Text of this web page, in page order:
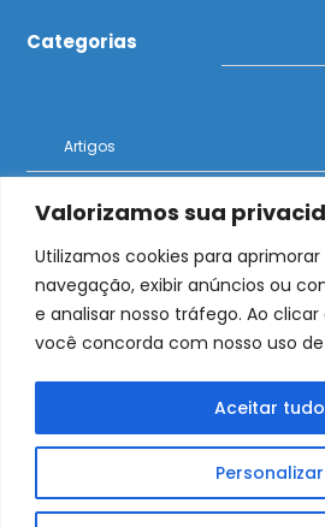
Valorizamos sua
Utilizamos cookies para
navegação, exibir anúncios ou
e analisar nosso tráfego. Ao clicar
você concorda com nosso uso de
Personalizar
Aceitar tudo
Categorias
Artigos
O Bolder News traz
oportunidades para
Início Artigos Notícias
Bolder Podcast